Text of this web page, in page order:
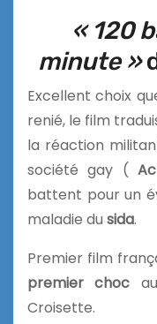
« 120
minute »
Excellent choix
renié, le film
la réaction
société gay (
battent pour un
maladie du sida.
Premier film
premier choc
Croisette.